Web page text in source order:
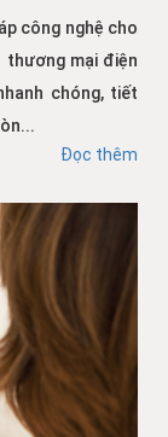
công nghệ cho
thương mại điện
chóng, tiết
Đọc thêm